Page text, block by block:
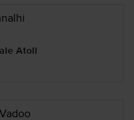
Atoll